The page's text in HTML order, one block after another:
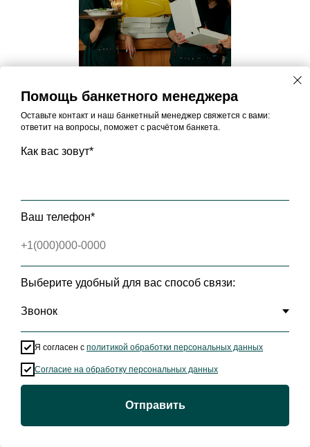
5.0
Помощь банкетного менеджера
Оставьте контакт и наш банкетный менеджер свяжется с вами:
ответит на вопросы, поможет с расчётом банкета.
Как вас зовут*
Ваш телефон*
Выберите удобный для вас способ связи:
Я согласен с политикой обработки персональных данных
Согласие на обработку персональных данных
Отправить
Команда
Команда
Сайт предназначен для лиц 18+ и используется cookies в